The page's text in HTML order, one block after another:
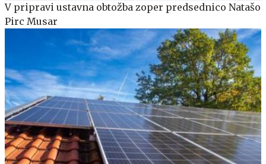
V pripravi ustavna obtožba zoper predsednico Natašo
Pirc Musar